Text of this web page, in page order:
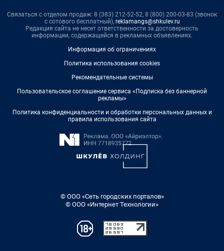
Связаться с отделом продаж: 8 (383) 212-52-52, 8 (800) 200-03-83 (звонок
с сотового бесплатный), reklamangs@shkulev.ru
Редакция сайта не несет ответственности за достоверность
информации, содержащейся в рекламных объявлениях.
Информация об ограничениях
Политика использования cookies
Рекомендательные системы
Пользовательское соглашение сервиса «Подписка без баннерной
рекламы»
Политика конфиденциальности и обработки персональных данных и
правила использования сайта
© ООО «Сеть городских порталов»
© ООО «Интернет Технологии»